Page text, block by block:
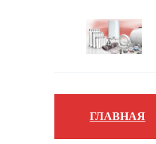
ГЛАВНАЯ